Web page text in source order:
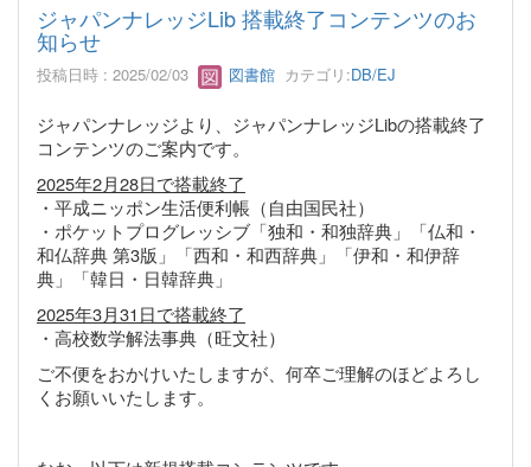
ジャパンナレッジLib 搭載終了コンテンツのお
知らせ
投稿日時 : 2025/02/03 図書館 カテゴリ:DB/EJ
ジャパンナレッジより、ジャパンナレッジLibの搭載終了
コンテンツのご案内です。
2025年2月28日で搭載終了
・平成ニッポン生活便利帳（自由国民社）
・ポケットプログレッシブ「独和・和独辞典」「仏和・
和仏辞典 第3版」「西和・和西辞典」「伊和・和伊辞
典」「韓日・日韓辞典」
2025年3月31日で搭載終了
・高校数学解法事典（旺文社）
ご不便をおかけいたしますが、何卒ご理解のほどよろし
くお願いいたします。